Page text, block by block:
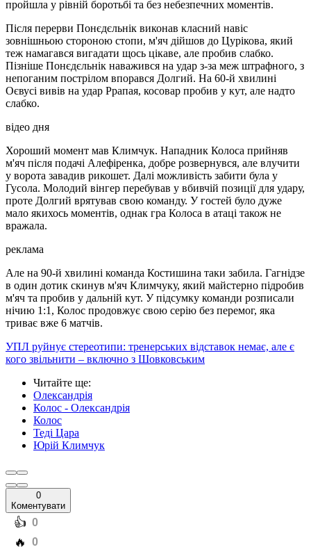
пройшла у рівній боротьбі та без небезпечних моментів.
Після перерви Понєдєльнік виконав класний навіс
зовнішньою стороною стопи, м'яч дійшов до Цурікова, який
теж намагався вигадати щось цікаве, але пробив слабко.
Пізніше Понєдєльнік наважився на удар з-за меж штрафного, з
непоганим пострілом впорався Долгий. На 60-й хвилині
Оєвусі вивів на удар Ррапая, косовар пробив у кут, але надто
слабко.
відео дня
Хороший момент мав Климчук. Нападник Колоса прийняв
м'яч після подачі Алефіренка, добре розвернувся, але влучити
у ворота завадив рикошет. Далі можливість забити була у
Гусола. Молодий вінгер перебував у вбивчій позиції для удару,
проте Долгий врятував свою команду. У гостей було дуже
мало якихось моментів, однак гра Колоса в атаці також не
вражала.
реклама
Але на 90-й хвилині команда Костишина таки забила. Гагнідзе
в один дотик скинув м'яч Климчуку, який майстерно підробив
м'яч та пробив у дальній кут. У підсумку команди розписали
нічию 1:1, Колос продовжує свою серію без перемог, яка
триває вже 6 матчів.
УПЛ руйнує стереотипи: тренерських відставок немає, але є
кого звільнити – включно з Шовковським
Читайте ще:
Олександрія
Колос - Олександрія
Колос
Теді Цара
Юрій Климчук
0
Коментувати
️👍 0
️🔥 0